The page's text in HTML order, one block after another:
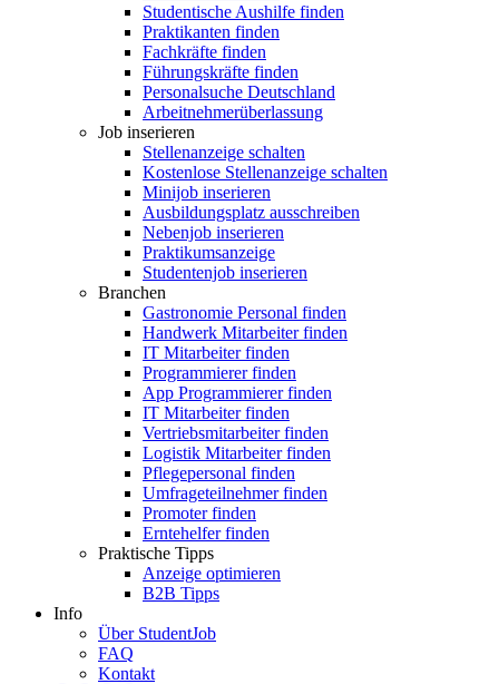
Studentische Aushilfe finden
Praktikanten finden
Fachkräfte finden
Führungskräfte finden
Personalsuche Deutschland
Arbeitnehmerüberlassung
Job inserieren
Stellenanzeige schalten
Kostenlose Stellenanzeige schalten
Minijob inserieren
Ausbildungsplatz ausschreiben
Nebenjob inserieren
Praktikumsanzeige
Studentenjob inserieren
Branchen
Gastronomie Personal finden
Handwerk Mitarbeiter finden
IT Mitarbeiter finden
Programmierer finden
App Programmierer finden
IT Mitarbeiter finden
Vertriebsmitarbeiter finden
Logistik Mitarbeiter finden
Pflegepersonal finden
Umfrageteilnehmer finden
Promoter finden
Erntehelfer finden
Praktische Tipps
Anzeige optimieren
B2B Tipps
Info
Über StudentJob
FAQ
Kontakt